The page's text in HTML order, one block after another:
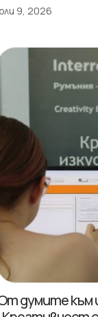
9, 2026
думите към